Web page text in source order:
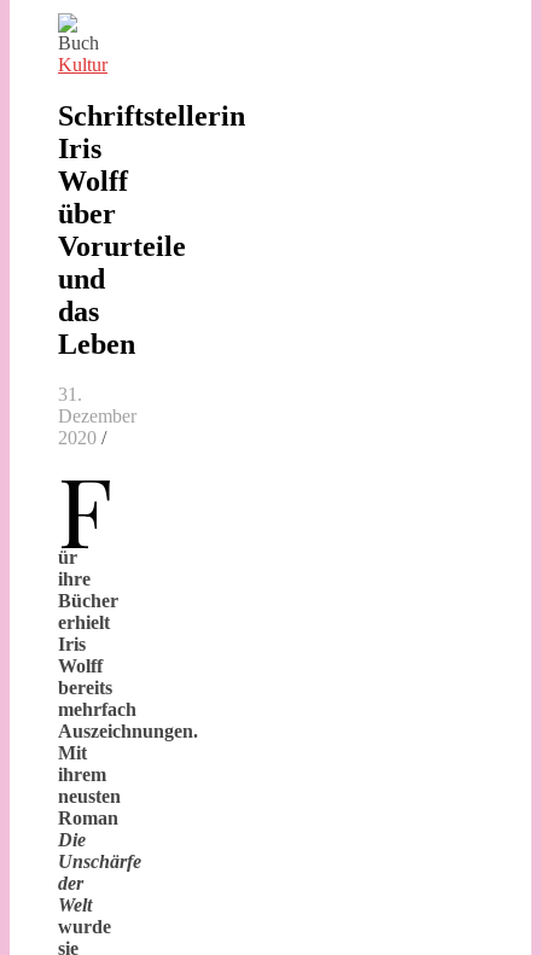
Kultur
Schriftstellerin
Iris
Wolff
über
Vorurteile
und
das
Leben
31.
Dezember
2020 /
F
ür
ihre
Bücher
erhielt
Iris
Wolff
bereits
mehrfach
Auszeichnungen.
Mit
ihrem
neusten
Roman
Die
Unschärfe
der
Welt
wurde
sie